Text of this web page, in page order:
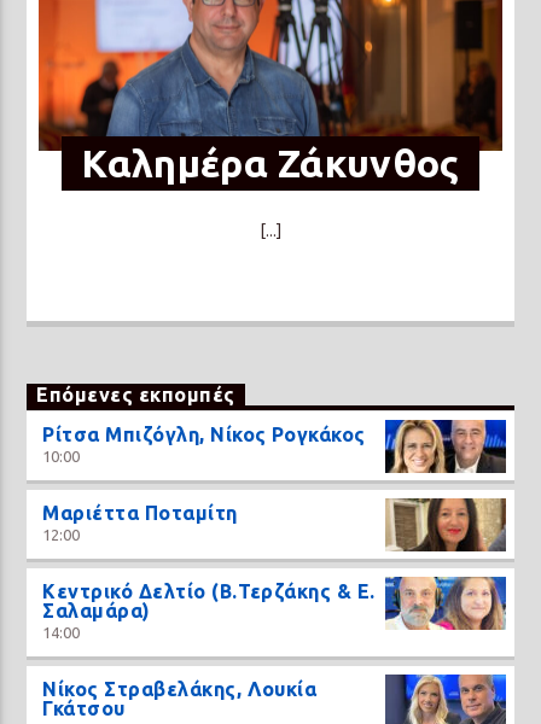
Καλημέρα Ζάκυνθος
[...]
Επόμενες εκπομπές
Ρίτσα Μπιζόγλη, Νίκος Ρογκάκος
10:00
Μαριέττα Ποταμίτη
12:00
Κεντρικό Δελτίο (Β.Τερζάκης & Ε.
Σαλαμάρα)
14:00
Νίκος Στραβελάκης, Λουκία
Γκάτσου